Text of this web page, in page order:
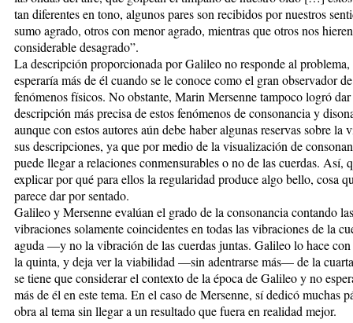
tan diferentes en tono, algunos pares son recibidos por nuestros
sumo agrado, otros con menor agrado, mientras que otros nos
considerable desagrado”.
La descripción proporcionada por Galileo no responde al problema,
esperaría más de él cuando se le conoce como el gran observador
fenómenos físicos. No obstante, Marin Mersenne tampoco logró
descripción más precisa de estos fenómenos de consonancia y
aunque con estos autores aún debe haber algunas reservas sobre la
sus descripciones, ya que por medio de la visualización de
puede llegar a relaciones conmensurables o no de las cuerdas. Así,
explicar por qué para ellos la regularidad produce algo bello, cosa
parece dar por sentado.
Galileo y Mersenne evalúan el grado de la consonancia contando las
vibraciones solamente coincidentes en todas las vibraciones de la
aguda —y no la vibración de las cuerdas juntas. Galileo lo hace
la quinta, y deja ver la viabilidad —sin adentrarse más— de la
se tiene que considerar el contexto de la época de Galileo y no
más de él en este tema. En el caso de Mersenne, sí dedicó muchas
obra al tema sin llegar a un resultado que fuera en realidad mejor.